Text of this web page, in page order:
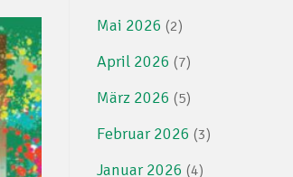
Mai 2026 (2)
April 2026 (7)
März 2026 (5)
Februar 2026 (3)
Januar 2026 (4)